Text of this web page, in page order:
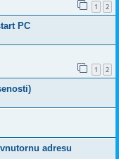
1 2
PC
1 2
adresu